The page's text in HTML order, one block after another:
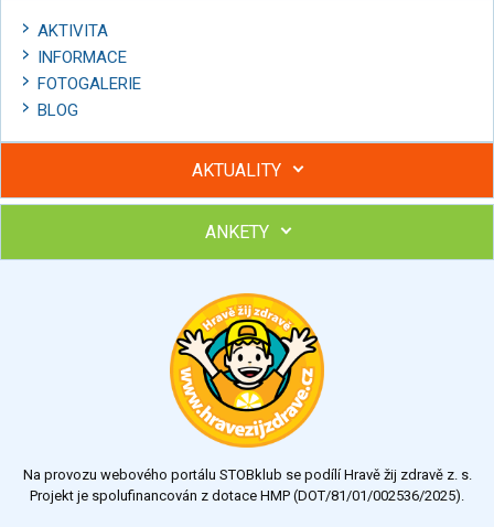
AKTIVITA
INFORMACE
FOTOGALERIE
BLOG
AKTUALITY
Hubněte s podporou lektorky a skupiny v kurzech STOBu
Chcete poradit s hubnutím? Najděte si odborníka STOBu ve
ANKETY
Výsledky Všechny ankety
Na provozu webového portálu STOBklub se podílí Hravě žij zdravě z. s.
Projekt je spolufinancován z dotace HMP (DOT/81/01/002536/2025).